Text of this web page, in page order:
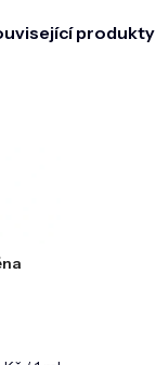
produkty